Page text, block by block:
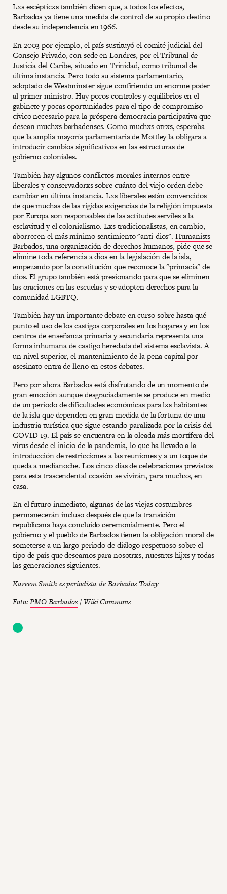
Lxs escépticxs también dicen que, a todos los efectos,
Barbados ya tiene una medida de control de su propio destino
desde su independencia en 1966.
En 2003 por ejemplo, el país sustituyó el comité judicial del
Consejo Privado, con sede en Londres, por el Tribunal de
Justicia del Caribe, situado en Trinidad, como tribunal de
última instancia. Pero todo su sistema parlamentario,
adoptado de Westminster sigue confiriendo un enorme poder
al primer ministro. Hay pocos controles y equilibrios en el
gabinete y pocas oportunidades para el tipo de compromiso
cívico necesario para la próspera democracia participativa que
desean muchxs barbadenses. Como muchxs otrxs, esperaba
que la amplia mayoría parlamentaria de Mottley la obligara a
introducir cambios significativos en las estructuras de
gobierno coloniales.
También hay algunos conflictos morales internos entre
liberales y conservadorxs sobre cuánto del viejo orden debe
cambiar en última instancia. Lxs liberales están convencidos
de que muchas de las rígidas exigencias de la religión impuesta
por Europa son responsables de las actitudes serviles a la
esclavitud y el colonialismo. Lxs tradicionalistas, en cambio,
aborrecen el más mínimo sentimiento "anti-dios".Humanists
Barbados, una organización de derechos humanos, pide que se
elimine toda referencia a dios en la legislación de la isla,
empezando por la constitución que reconoce la "primacía" de
dios. El grupo también está presionando para que se eliminen
las oraciones en las escuelas y se adopten derechos para la
comunidad LGBTQ.
También hay un importante debate en curso sobre hasta qué
punto el uso de los castigos corporales en los hogares y en los
centros de enseñanza primaria y secundaria representa una
forma inhumana de castigo heredada del sistema esclavista. A
un nivel superior, el mantenimiento de la pena capital por
asesinato entra de lleno en estos debates.
Pero por ahora Barbados está disfrutando de un momento de
gran emoción aunque desgraciadamente se produce en medio
de un periodo de dificultades económicas para lxs habitantes
de la isla que dependen en gran medida de la fortuna de una
industria turística que sigue estando paralizada por la crisis del
COVID-19. El país se encuentra en la oleada más mortífera del
virus desde el inicio de la pandemia, lo que ha llevado a la
introducción de restricciones a las reuniones y a un toque de
queda a medianoche. Los cinco días de celebraciones previstos
para esta trascendental ocasión se vivirán, para muchxs, en
casa.
En el futuro inmediato, algunas de las viejas costumbres
permanecerán incluso después de que la transición
republicana haya concluido ceremonialmente. Pero el
gobierno y el pueblo de Barbados tienen la obligación moral de
someterse a un largo periodo de diálogo respetuoso sobre el
tipo de país que deseamos para nosotrxs, nuestrxs hijxs y todas
las generaciones siguientes.
Kareem Smith es periodista de Barbados Today
Foto:PMO Barbados/ Wiki Commons